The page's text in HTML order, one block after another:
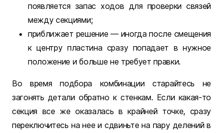
появляется запас ходов для проверки связей
между секциями;
приближает решение — иногда после смещения
к центру пластина сразу попадает в нужное
положение и больше не требует правки.
Во время подбора комбинации старайтесь не
загонять детали обратно к стенкам. Если какая-то
секция все же оказалась в крайней точке, сразу
переключитесь на нее и сдвиньте на пару делений в